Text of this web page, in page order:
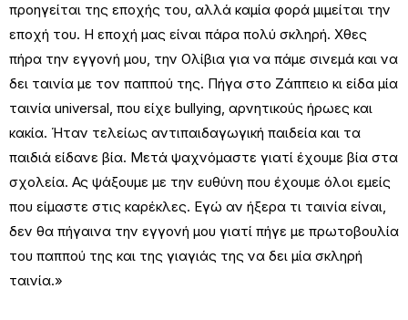
προηγείται της εποχής του, αλλά καμία φορά μιμείται την
εποχή του. Η εποχή μας είναι πάρα πολύ σκληρή. Χθες
πήρα την εγγονή μου, την Ολίβια για να πάμε σινεμά και να
δει ταινία με τον παππού της. Πήγα στο Ζάππειο κι είδα μία
ταινία universal, που είχε bullying, αρνητικούς ήρωες και
κακία. Ήταν τελείως αντιπαιδαγωγική παιδεία και τα
παιδιά είδανε βία. Μετά ψαχνόμαστε γιατί έχουμε βία στα
σχολεία. Ας ψάξουμε με την ευθύνη που έχουμε όλοι εμείς
που είμαστε στις καρέκλες. Εγώ αν ήξερα τι ταινία είναι,
δεν θα πήγαινα την εγγονή μου γιατί πήγε με πρωτοβουλία
του παππού της και της γιαγιάς της να δει μία σκληρή
ταινία.»